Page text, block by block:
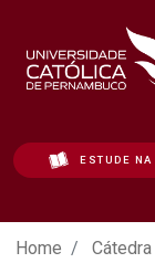
ESTUDE
ATO EM
Home